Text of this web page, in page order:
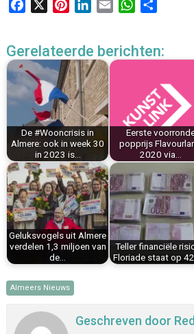
e
b
o
o
k
t
e
r
e
s
t
k
e
d
I
n
i
W
t
p
p
e
Gerelateerde berichten:
De #Wooncrisis in
Almere: ook in week 30
in 2023 is…
Eerste
popprijs
2020 via…
Geluksvogels uit Almere
verdelen 1,3 miljoen van
de…
Teller financiële
Floriade staat op
Almeers Nieuws
Geschreven door